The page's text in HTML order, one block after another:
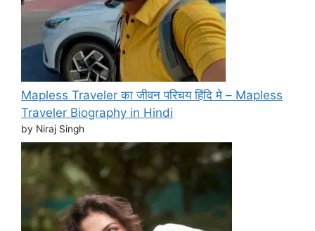
Mapless Traveler का जीवन परिचय हिंदि मे – Mapless
Traveler Biography in Hindi
by Niraj Singh